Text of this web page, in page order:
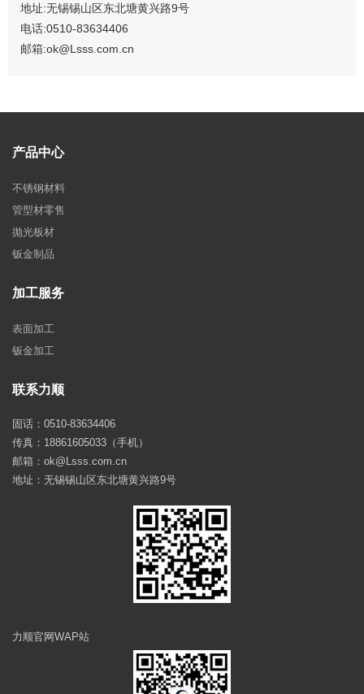
地址:无锡锡山区东北塘黄兴路9号
电话:0510-83634406
邮箱:ok@Lsss.com.cn
产品中心
不锈钢材料
管型材零售
抛光板材
钣金制品
加工服务
表面加工
钣金加工
联系力顺
固话：0510-83634406
传真：18861605033（手机）
邮箱：ok@Lsss.com.cn
地址：无锡锡山区东北塘黄兴路9号
力顺官网WAP站